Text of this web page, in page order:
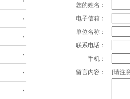
您的姓名：
电子信箱：
单位名称：
联系电话：
手机：
留言内容：
[请注